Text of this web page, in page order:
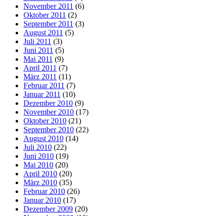
November 2011 (6)
Oktober 2011 (2)
September 2011 (3)
August 2011 (5)
Juli 2011 (3)
Juni 2011 (5)
Mai 2011 (9)
April 2011 (7)
März 2011 (11)
Februar 2011 (7)
Januar 2011 (10)
Dezember 2010 (9)
November 2010 (17)
Oktober 2010 (21)
September 2010 (22)
August 2010 (14)
Juli 2010 (22)
Juni 2010 (19)
Mai 2010 (20)
April 2010 (20)
März 2010 (35)
Februar 2010 (26)
Januar 2010 (17)
Dezember 2009 (20)